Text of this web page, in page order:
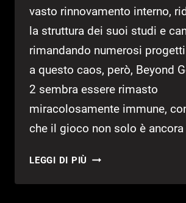
vasto rinnovamento interno,
la struttura dei suoi studi e
rimandando numerosi
a questo caos, però, Beyond
2 sembra essere rimasto
miracolosamente immune,
che il gioco non solo è
LEGGI DI PIÙ IL
DI